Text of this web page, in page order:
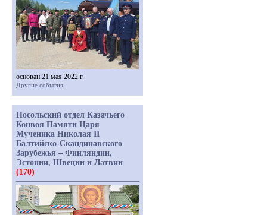
основан 21 мая 2022 г.
Другие события
Посольский отдел Казачьего
Конвоя Памяти Царя
Мученика Николая II
Балтийско-Скандинавского
Зарубежья – Финляндии,
Эстонии, Швеции и Латвии
(170)